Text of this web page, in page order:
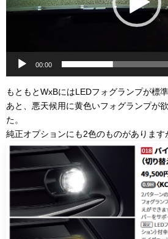
ヤ
00:00
もともとWxBにはLEDフォグランプが標
あと、悪天候用に黄色いフォグランプが
た。
純正オプションにも2色のものがあります